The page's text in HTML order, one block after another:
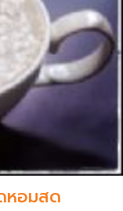
หอมสด